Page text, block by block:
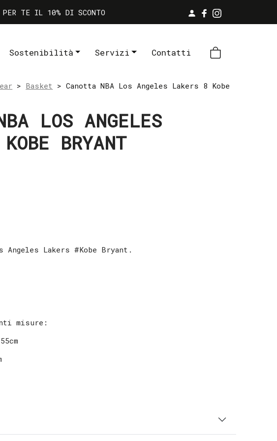
TE IL 10% DI SCONTO
Sostenibilità Servizi Contatti
> Basket > Canotta NBA Los Angeles Lakers 8 Kobe
LOS ANGELES
BRYANT
Angeles Lakers #Kobe Bryant.
misure:
55cm